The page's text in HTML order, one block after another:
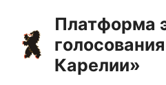
содержимому
Платформа
Карелии»